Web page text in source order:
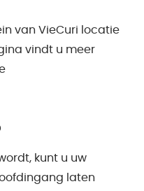
van VieCuri locatie
vindt u meer
kunt u uw
laten